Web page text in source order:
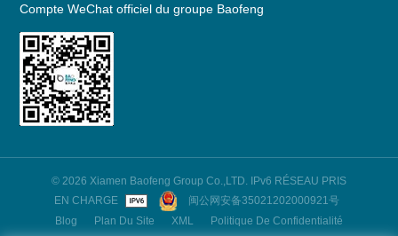
Compte WeChat officiel du groupe Baofeng
© 2026 Xiamen Baofeng Group Co.,LTD. IPv6 RÉSEAU PRIS
EN CHARGE
闽公网安备35021202000921号
Blog
Plan Du Site XML Politique De Confidentialité